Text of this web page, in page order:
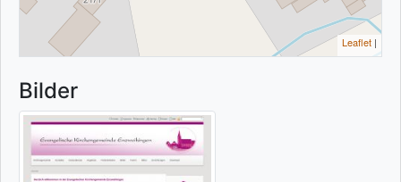
Leaflet |
Bilder